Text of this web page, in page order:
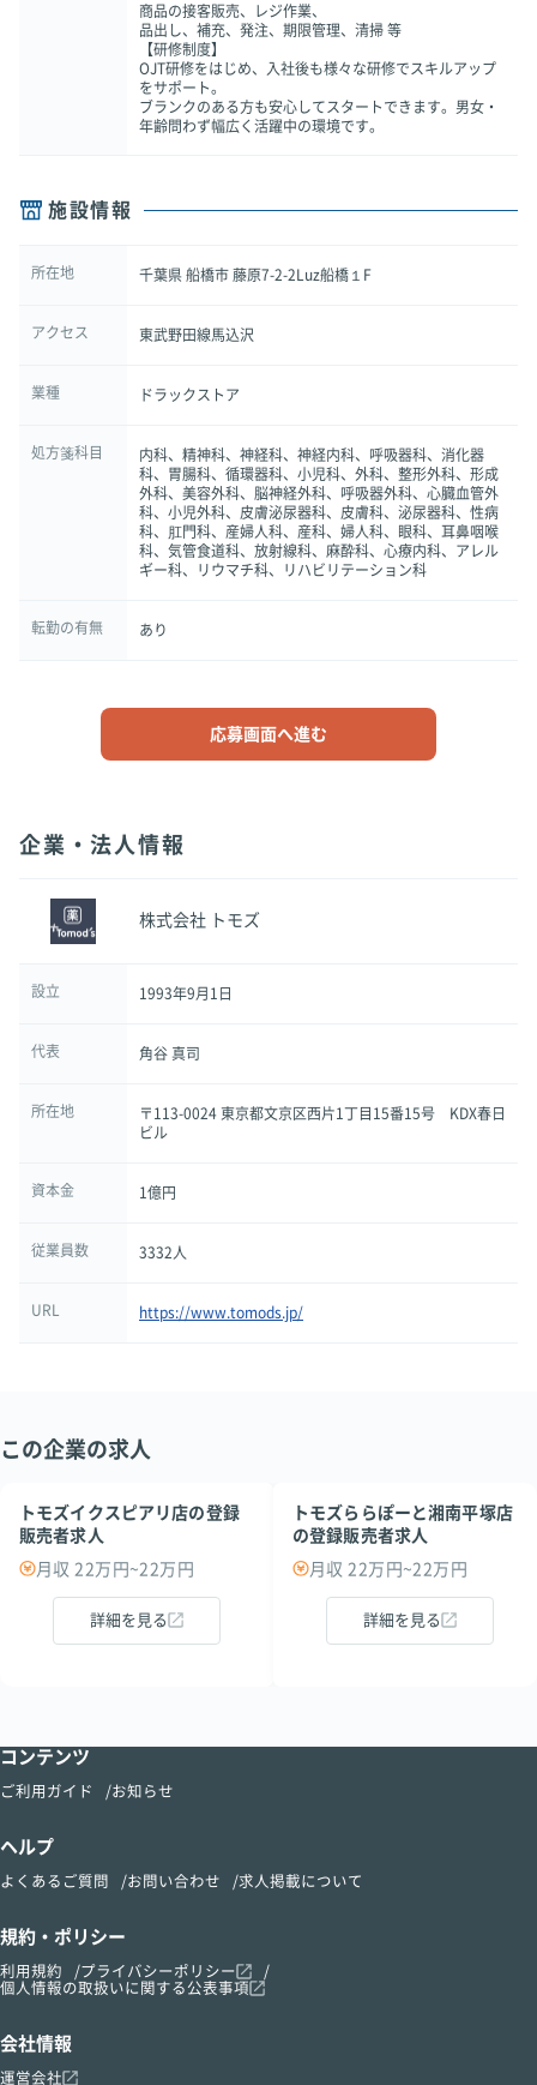
商品の接客販売、レジ作業、
品出し、補充、発注、期限管理、清掃 等
【研修制度】
OJT研修をはじめ、入社後も様々な研修でスキルアップ
をサポート。
ブランクのある方も安心してスタートできます。男女・
年齢問わず幅広く活躍中の環境です。
施設情報
所在地 千葉県 船橋市 藤原7-2-2Luz船橋１F
アクセス 東武野田線馬込沢
業種 ドラックストア
処方箋科目
内科、精神科、神経科、神経内科、呼吸器科、消化器
科、胃腸科、循環器科、小児科、外科、整形外科、形成
外科、美容外科、脳神経外科、呼吸器外科、心臓血管外
科、小児外科、皮膚泌尿器科、皮膚科、泌尿器科、性病
科、肛門科、産婦人科、産科、婦人科、眼科、耳鼻咽喉
科、気管食道科、放射線科、麻酔科、心療内科、アレル
ギー科、リウマチ科、リハビリテーション科
転勤の有無 あり
応募画面へ進む
企業・法人情報
株式会社 トモズ
設立 1993年9月1日
代表 角谷 真司
所在地
〒113-0024 東京都文京区西片1丁目15番15号 KDX春日
ビル
資本金 1億円
従業員数 3332人
URL https://www.tomods.jp/
この企業の求人
トモズイクスピアリ店の登録
販売者求人
月収 22万円~22万円
詳細を見る
トモズららぽーと湘南平塚店
の登録販売者求人
月収 22万円~22万円
詳細を見る
コンテンツ
ご利用ガイド お知らせ
ヘルプ
よくあるご質問 お問い合わせ 求人掲載について
規約・ポリシー
利用規約
プライバシーポリシー
個人情報の取扱いに関する公表事項
会社情報
運営会社